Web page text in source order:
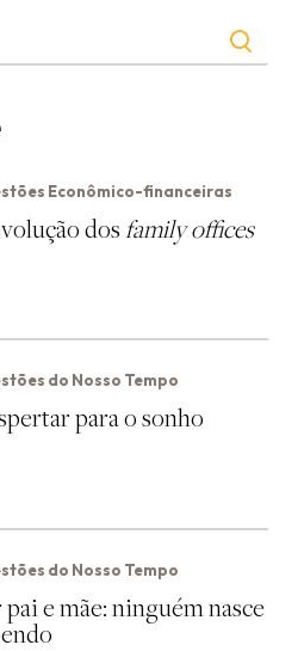
Econômico-financeiras
dosfamily offices
do Nosso Tempo
para o sonho
do Nosso Tempo
pai e mãe: ninguém nasce